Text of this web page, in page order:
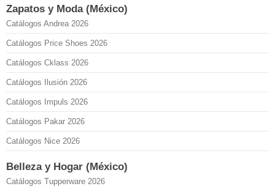
Zapatos y Moda (México)
Catálogos Andrea 2026
Catálogos Price Shoes 2026
Catálogos Cklass 2026
Catálogos Ilusión 2026
Catálogos Impuls 2026
Catálogos Pakar 2026
Catálogos Nice 2026
Belleza y Hogar (México)
Catálogos Tupperware 2026